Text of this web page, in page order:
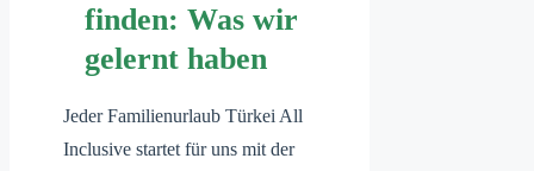
finden: Was wir
gelernt haben
Jeder Familienurlaub Türkei All
Inclusive startet für uns mit der